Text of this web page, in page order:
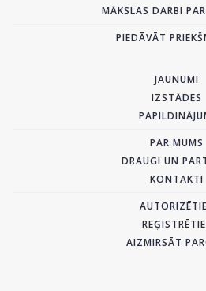
MĀKSLAS DARBI
PIEDĀVĀT
JAUNUMI
IZSTĀDES
PAR MUMS
DRAUGI UN
KONTAKTI
AIZMIRSĀT